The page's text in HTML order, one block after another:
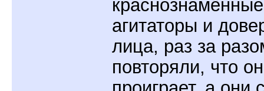
краснознамённые
агитаторы и
лица, раз за
повторяли, что он